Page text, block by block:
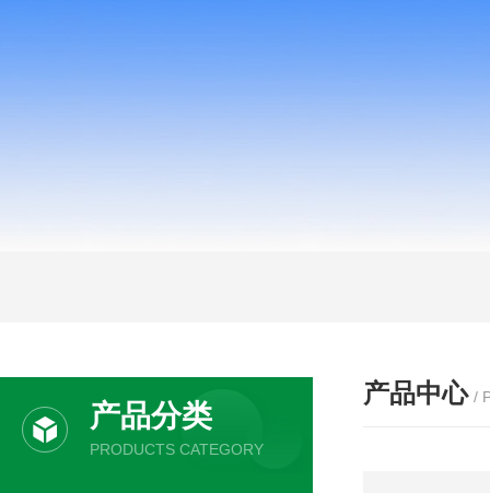
产品分类
PRODUCTS CATEGORY
产品中心 /